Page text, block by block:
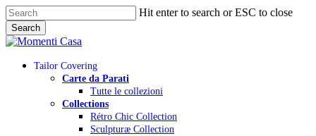
Skip
to
main
content
Hit enter to search or ESC to close
Search
Close
Menu
Tailor Covering
Carte da Parati
Tutte le collezioni
Collections
Rétro Chic Collection
Sculpturæ Collection